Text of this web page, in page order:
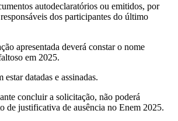
autodeclaratórios ou emitidos, por
dos participantes do último
apresentada deverá constar o nome
em 2025.
estar datadas e assinadas.
concluir a solicitação, não poderá
de justificativa de ausência no Enem 2025.